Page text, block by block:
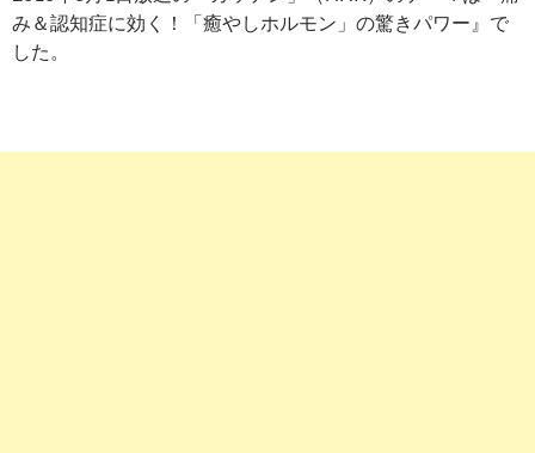
み＆認知症に効く！「癒やしホルモン」の驚きパワー』で
した。